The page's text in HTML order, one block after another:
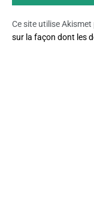
Ce site utilise
sur la façon dont les